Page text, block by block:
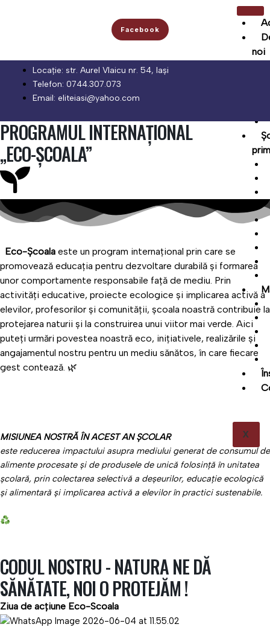
Facebook
noi
X
Locație: str. Aurel Vlaicu nr. 54, Iași
Telefon: 0744.307.073
Email: eliteiasi@yahoo.com
PROGRAMUL INTERNAȚIONAL
,,ECO-ȘCOALA”
Eco-Școala este un program internațional prin care se
promovează educația pentru dezvoltare durabilă și formarea
unor comportamente responsabile față de mediu. Prin
activități educative, proiecte ecologice și implicarea activă a
elevilor, profesorilor și comunității, școala noastră contribuie la
protejarea naturii și la construirea unui viitor mai verde. Aici
puteți urmări povestea noastră eco, inițiativele, realizările și
angajamentul nostru pentru un mediu sănătos, în care fiecare
gest contează. 🌿
MISIUNEA NOSTRĂ ÎN ACEST AN ȘCOLAR
este reducerea impactului asupra mediului generat de consumul de
alimente procesate și de produsele de unică folosință în unitatea
școlară, prin colectarea selectivă a deșeurilor, educație ecologică
și alimentară și implicarea activă a elevilor în practici sustenabile.
CODUL NOSTRU - NATURA NE DĂ
SĂNĂTATE, NOI O PROTEJĂM !
Ziua de acțiune Eco-Scoala